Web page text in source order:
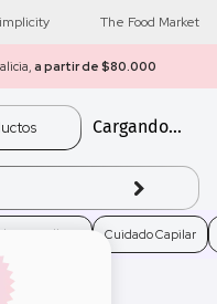
The Food Market
a partir de $80.000
Cargando...
Electro Belleza Cuidado Capilar